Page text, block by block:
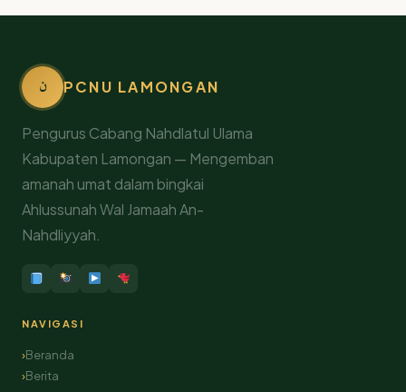
ن PCNU LAMONGAN
Pengurus Cabang Nahdlatul Ulama
Kabupaten Lamongan — Mengemban
amanah umat dalam bingkai
Ahlussunah Wal Jamaah An-
Nahdliyyah.
NAVIGASI
Beranda
Berita